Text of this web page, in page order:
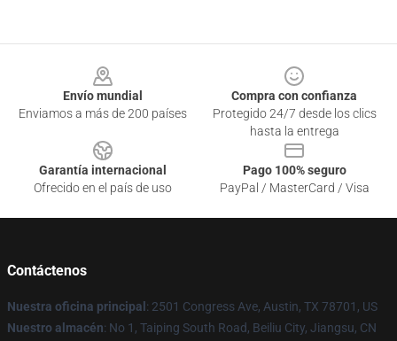
Envío mundial
Enviamos a más de 200 países
Compra con confianza
Protegido 24/7 desde los clics
hasta la entrega
Garantía internacional
Ofrecido en el país de uso
Pago 100% seguro
PayPal / MasterCard / Visa
Contáctenos
Nuestra oficina principal : 2501 Congress Ave, Austin, TX 78701, US
Nuestro almacén: No 1, Taiping South Road, Beiliu City, Jiangsu, CN